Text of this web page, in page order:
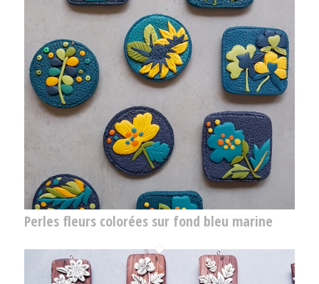
Perles fleurs colorées sur fond bleu marine